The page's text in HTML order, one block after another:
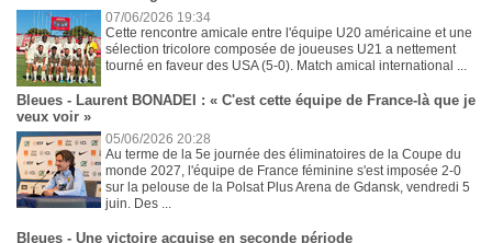
07/06/2026 19:34
Cette rencontre amicale entre l'équipe U20 américaine et une
sélection tricolore composée de joueuses U21 a nettement
tourné en faveur des USA (5-0). Match amical international ...
Bleues - Laurent BONADEI : « C'est cette équipe de France-là que je
veux voir »
05/06/2026 20:28
Au terme de la 5e journée des éliminatoires de la Coupe du
monde 2027, l'équipe de France féminine s'est imposée 2-0
sur la pelouse de la Polsat Plus Arena de Gdansk, vendredi 5
juin. Des ...
Bleues - Une victoire acquise en seconde période